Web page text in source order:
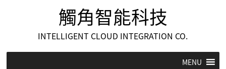
觸角智能科技
INTELLIGENT CLOUD INTEGRATION CO.
MENU